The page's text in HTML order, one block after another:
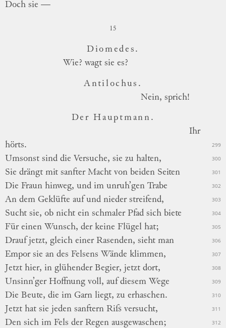
Doch sie —
15
Diomedes.
Wie? wagt sie es?
Antilochus.
Nein, sprich!
Der Hauptmann.
Ihr
hörts.
299
Umsonst sind die Versuche, sie zu halten, 300
Sie drängt mit sanfter Macht von beiden Seiten 301
Die Fraun hinweg, und im unruh’gen Trabe 302
An dem Geklüfte auf und nieder streifend, 303
Sucht sie, ob nicht ein schmaler Pfad sich biete 304
Für einen Wunsch, der keine Flügel hat; 305
Drauf jetzt, gleich einer Rasenden, sieht man 306
Empor sie an des Felsens Wände klimmen, 307
Jetzt hier, in glühender Begier, jetzt dort, 308
Unsinn’ger Hoffnung voll, auf diesem Wege 309
Die Beute, die im Garn liegt, zu erhaschen. 310
Jetzt hat sie jeden sanftern Riſs versucht, 311
Den sich im Fels der Regen ausgewaschen; 312